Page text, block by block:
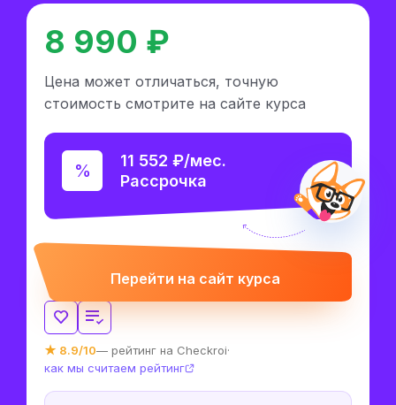
8 990 ₽
Цена может отличаться, точную
стоимость смотрите на сайте курса
11 552 ₽/мес.
Рассрочка
Перейти на сайт курса
★ 8.9/10— рейтинг на Checkroi·
как мы считаем рейтинг